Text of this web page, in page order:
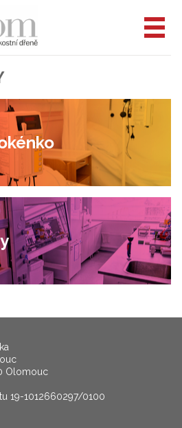
Olomouc
19-1012660297/0100